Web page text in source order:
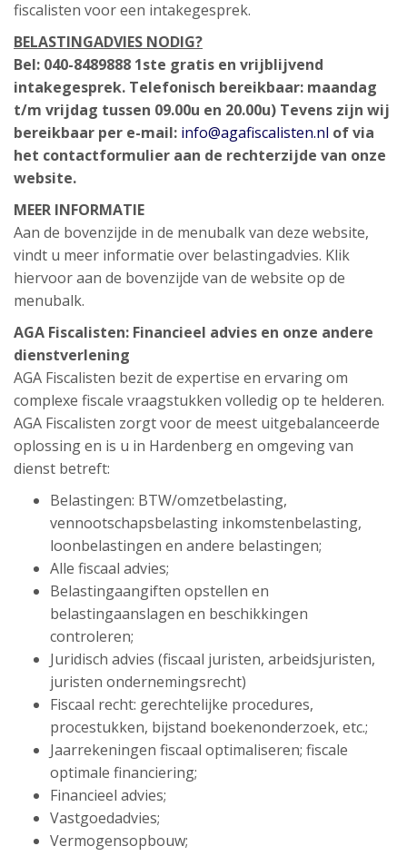
fiscalisten voor een intakegesprek.
BELASTINGADVIES NODIG?
Bel: 040-8489888 1ste gratis en vrijblijvend
intakegesprek. Telefonisch bereikbaar: maandag
t/m vrijdag tussen 09.00u en 20.00u) Tevens zijn wij
bereikbaar per e-mail: info@agafiscalisten.nl of via
het contactformulier aan de rechterzijde van onze
website.
MEER INFORMATIE
Aan de bovenzijde in de menubalk van deze website,
vindt u meer informatie over belastingadvies. Klik
hiervoor aan de bovenzijde van de website op de
menubalk.
AGA Fiscalisten: Financieel advies en onze andere
dienstverlening
AGA Fiscalisten bezit de expertise en ervaring om
complexe fiscale vraagstukken volledig op te helderen.
AGA Fiscalisten zorgt voor de meest uitgebalanceerde
oplossing en is u in Hardenberg en omgeving van
dienst betreft:
Belastingen: BTW/omzetbelasting,
vennootschapsbelasting inkomstenbelasting,
loonbelastingen en andere belastingen;
Alle fiscaal advies;
Belastingaangiften opstellen en
belastingaanslagen en beschikkingen
controleren;
Juridisch advies (fiscaal juristen, arbeidsjuristen,
juristen ondernemingsrecht)
Fiscaal recht: gerechtelijke procedures,
procestukken, bijstand boekenonderzoek, etc.;
Jaarrekeningen fiscaal optimaliseren; fiscale
optimale financiering;
Financieel advies;
Vastgoedadvies;
Vermogensopbouw;